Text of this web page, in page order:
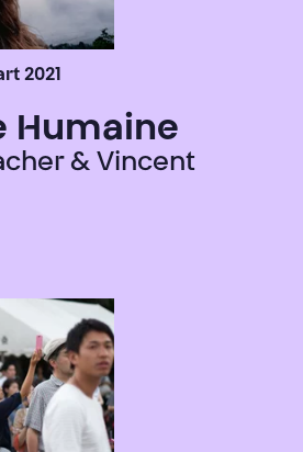
2021
Humaine
& Vincent